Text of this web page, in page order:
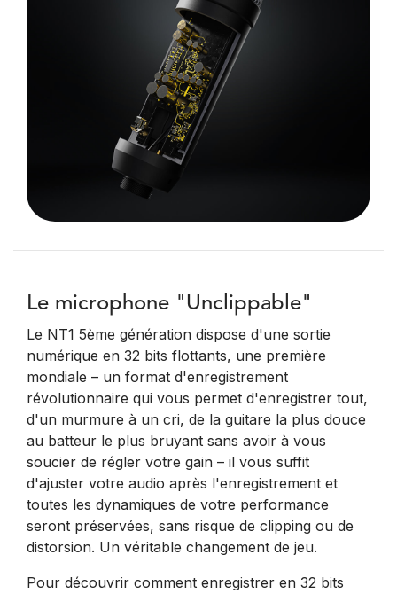
Le microphone "Unclippable"
Le NT1 5ème génération dispose d'une sortie
numérique en 32 bits flottants, une première
mondiale – un format d'enregistrement
révolutionnaire qui vous permet d'enregistrer tout,
d'un murmure à un cri, de la guitare la plus douce
au batteur le plus bruyant sans avoir à vous
soucier de régler votre gain – il vous suffit
d'ajuster votre audio après l'enregistrement et
toutes les dynamiques de votre performance
seront préservées, sans risque de clipping ou de
distorsion. Un véritable changement de jeu.
Pour découvrir comment enregistrer en 32 bits